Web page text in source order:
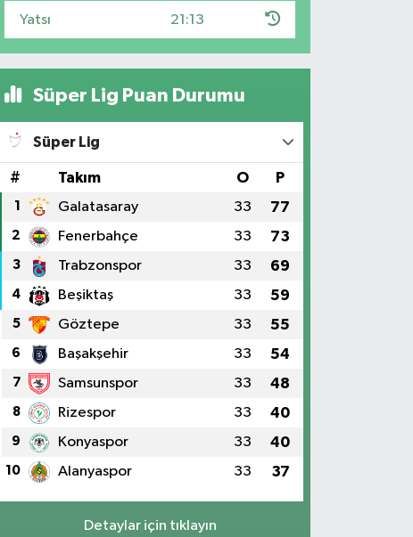
Yatsı 21:13
Süper Lig Puan Durumu
Süper Lig
# Takım O P
1 Galatasaray 33 77
2 Fenerbahçe 33 73
3 Trabzonspor 33 69
4 Beşiktaş 33 59
5 Göztepe 33 55
6 Başakşehir 33 54
7 Samsunspor 33 48
8 Rizespor 33 40
9 Konyaspor 33 40
10 Alanyaspor 33 37
Detaylar için tıklayın